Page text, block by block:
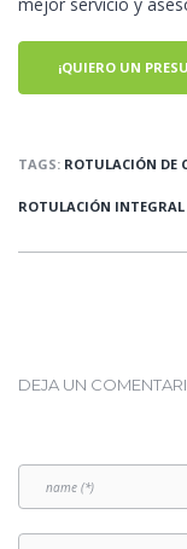
¡QUIERO UN
TAGS: ROTULACIÓN DE
ROTULACIÓN INTEGRAL
DEJA UN